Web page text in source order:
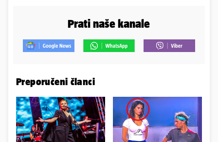
Prati naše kanale
Preporučeni članci